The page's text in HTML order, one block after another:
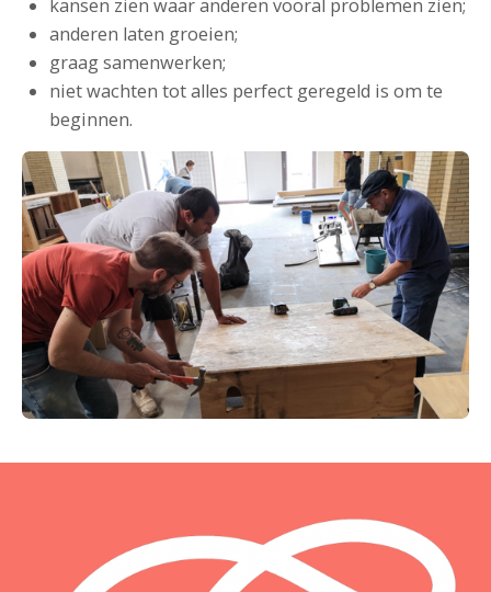
kansen zien waar anderen vooral problemen zien;
anderen laten groeien;
graag samenwerken;
niet wachten tot alles perfect geregeld is om te
beginnen.